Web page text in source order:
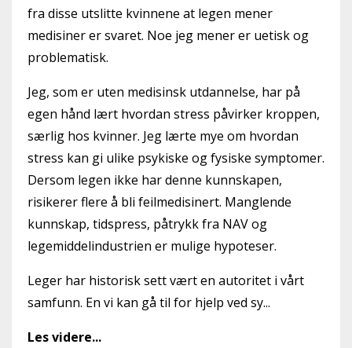
fra disse utslitte kvinnene at legen mener
medisiner er svaret. Noe jeg mener er uetisk og
problematisk.
Jeg, som er uten medisinsk utdannelse, har på
egen hånd lært hvordan stress påvirker kroppen,
særlig hos kvinner. Jeg lærte mye om hvordan
stress kan gi ulike psykiske og fysiske symptomer.
Dersom legen ikke har denne kunnskapen,
risikerer flere å bli feilmedisinert. Manglende
kunnskap, tidspress, påtrykk fra NAV og
legemiddelindustrien er mulige hypoteser.
Leger har historisk sett vært en autoritet i vårt
samfunn. En vi kan gå til for hjelp ved sy...
Les videre...